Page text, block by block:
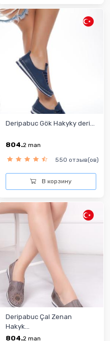
Deripabuc Gök Hakyky deri...
804.2 man
550 отзыв(ов)
В корзину
Deripabuc Çal Zenan
Hakyk...
804.2 man